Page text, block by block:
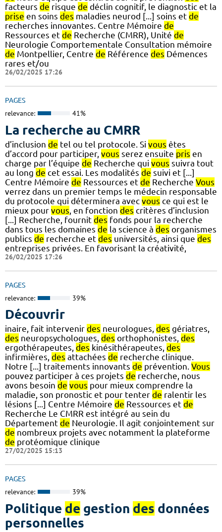
facteurs de risque de déclin cognitif, le diagnostic et la
prise en soins des maladies neurod [...] soins et de
recherches innovantes. Centre Mémoire de
Ressources et de Recherche (CMRR), Unité de
Neurologie Comportementale Consultation mémoire
de Montpellier, Centre de Référence des Démences
rares et/ou
26/02/2025 17:26
PAGES
relevance: 41%
La recherche au CMRR
d’inclusion de tel ou tel protocole. Si vous êtes
d’accord pour participer, vous serez ensuite pris en
charge par l’équipe de Recherche qui vous suivra tout
au long de cet essai. Les modalités de suivi et [...]
Centre Mémoire de Ressources et de Recherche Vous
verrez dans un premier temps le médecin responsable
du protocole qui déterminera avec vous ce qui est le
mieux pour vous , en fonction des critères d’inclusion
[...] Recherche, fournit des fonds pour la recherche
dans tous les domaines de la science à des organismes
publics de recherche et des universités, ainsi que des
entreprises privées. En favorisant la créativité,
26/02/2025 17:26
PAGES
relevance: 39%
Découvrir
inaire, fait intervenir des neurologues, des gériatres,
des neuropsychologues, des orthophonistes, des
ergothérapeutes, des kinésithérapeutes, des
infirmières, des attachées de recherche clinique.
Notre [...] traitements innovants de prévention. Vous
pouvez participer à ces projets de recherche, nous
avons besoin de vous pour mieux comprendre la
maladie, son pronostic et pour tenter de ralentir les
lésions [...] Centre Mémoire de Ressources et de
Recherche Le CMRR est intégré au sein du
Département de Neurologie. Il agit conjointement sur
de nombreux projets avec notamment la plateforme
de protéomique clinique
27/02/2025 15:13
PAGES
relevance: 39%
Politique de gestion des données
personnelles